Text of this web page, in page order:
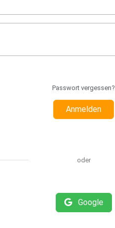
Passwort vergessen?
Anmelden
oder
Google